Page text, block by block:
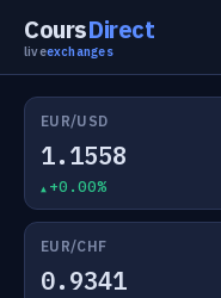
CoursDirect
liveexchanges
EUR/USD
1.1558
+0.00%
EUR/CHF
0.9341